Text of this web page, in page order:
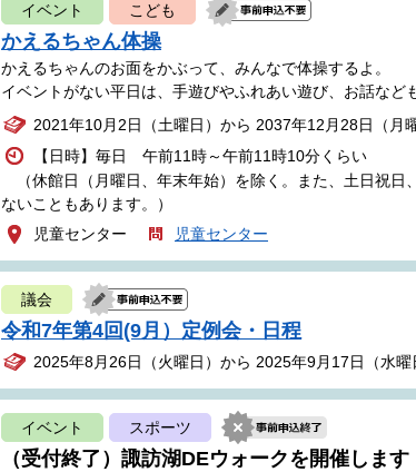
イベント こども
かえるちゃん体操
かえるちゃんのお面をかぶって、みんなで体操するよ。
イベントがない平日は、手遊びやふれあい遊び、お話など
2021年10月2日（土曜日）から 2037年12月28日（月曜
【日時】毎日 午前11時～午前11時10分くらい
（休館日（月曜日、年末年始）を除く。また、土日祝日
ないこともあります。）
児童センター
児童センター
議会
令和7年第4回(9月）定例会・日程
2025年8月26日（火曜日）から 2025年9月17日（水曜
イベント スポーツ
（受付終了）諏訪湖DEウォークを開催します